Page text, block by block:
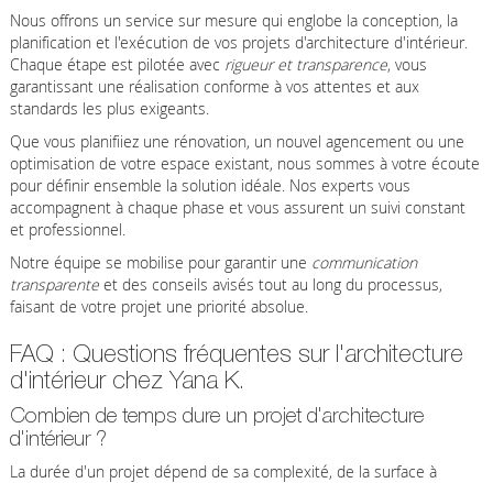
Nous offrons un service sur mesure qui englobe la conception, la
planification et l'exécution de vos projets d'architecture d'intérieur.
Chaque étape est pilotée avec rigueur et transparence, vous
garantissant une réalisation conforme à vos attentes et aux
standards les plus exigeants.
Que vous planifiiez une rénovation, un nouvel agencement ou une
optimisation de votre espace existant, nous sommes à votre écoute
pour définir ensemble la solution idéale. Nos experts vous
accompagnent à chaque phase et vous assurent un suivi constant
et professionnel.
Notre équipe se mobilise pour garantir une communication
transparenteet des conseils avisés tout au long du processus,
faisant de votre projet une priorité absolue.
FAQ : Questions fréquentes sur l'architecture
d'intérieur chez Yana K.
Combien de temps dure un projet d'architecture
d'intérieur ?
La durée d'un projet dépend de sa complexité, de la surface à